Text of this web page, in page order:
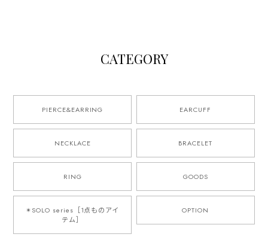
CATEGORY
PIERCE&EARRING EARCUFF
NECKLACE BRACELET
RING GOODS
✴︎SOLO series［1点ものアイ
テム］
OPTION